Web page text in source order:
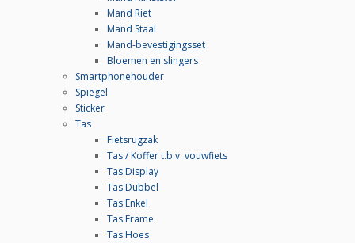
Mand Riet
Mand Staal
Mand-bevestigingsset
Bloemen en slingers
Smartphonehouder
Spiegel
Sticker
Tas
Fietsrugzak
Tas / Koffer t.b.v. vouwfiets
Tas Display
Tas Dubbel
Tas Enkel
Tas Frame
Tas Hoes